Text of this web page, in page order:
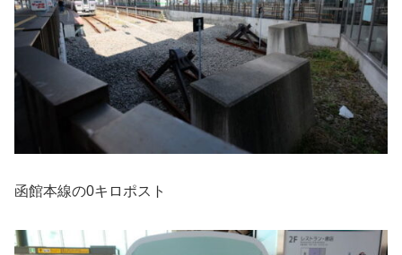
函館本線の0キロポスト